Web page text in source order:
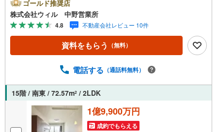
計！気持ちよく過ごせます◆大切な家族の一員、ペットと
暮らせます（細則有）◆コンシェルジュサービス・各階ゴ
ミ捨て可・ゲストルーム（7000円/日）等、共有施設も充実
◆「戸山小学校」まで徒歩約4分！◆「マルエツ（オレンジ
コート店）」まで徒歩約4分！◆スポーツと憩いの空間「戸
～19:00】上記時間はお電話が繋がりやすくなっておりま
「室内・現地を見学する（無料）」ボタンよりご希望の日
時をご記入いただけますとスムーズにご案内が可能です。
【ウィル不動産販売はここが強み】（1）住宅ローンに精通
したローン専門部署があります！（2）施工実績多数のリフ
ォーム部門も社内にあります！（3）定休日なし！
ゴールド推奨店
株式会社ウィル 中野営業所
4.8 不動産会社レビュー 10件
資料をもらう （無料）
電話する （通話料無料）
15階 / 南東 / 72.57m2 / 2LDK
1億9,900万円
成約でもらえる